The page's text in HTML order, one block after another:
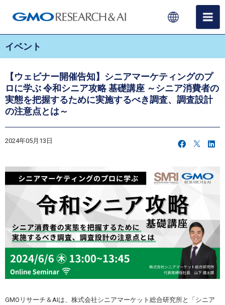
イベント
【ウェビナー開催告知】シニアマーケティングのプ
ロに学ぶ 令和シニア攻略 基礎講座 ～シニア消費者の
実態を把握するために実施するべき調査、調査設計
の注意点とは～
2024年05月13日
GMOリサーチ＆AIは、株式会社シニアマーケット総合研究所と「シニア